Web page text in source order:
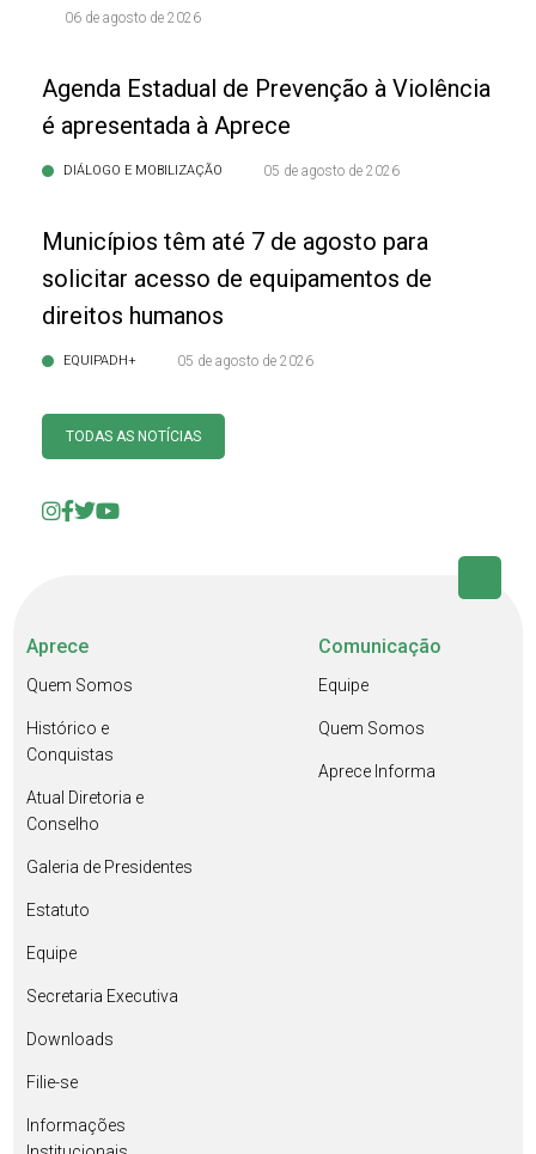
06 de agosto de 2026
Agenda Estadual de Prevenção à Violência
é apresentada à Aprece
DIÁLOGO E MOBILIZAÇÃO 05 de agosto de 2026
Municípios têm até 7 de agosto para
solicitar acesso de equipamentos de
direitos humanos
EQUIPADH+ 05 de agosto de 2026
TODAS AS NOTÍCIAS
Aprece
Quem Somos
Histórico e
Conquistas
Atual Diretoria e
Conselho
Galeria de Presidentes
Estatuto
Equipe
Secretaria Executiva
Downloads
Filie-se
Informações
Comunicação
Equipe
Quem Somos
Aprece Informa